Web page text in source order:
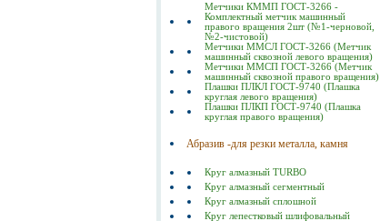
Метчики КММП ГОСТ-3266 -
Комплектный метчик машинный
правого вращения 2шт (№1-черновой,
№2-чистовой)
Метчики ММСЛ ГОСТ-3266 (Метчик
машинный сквозной левого вращения)
Метчики ММСП ГОСТ-3266 (Метчик
машинный сквозной правого вращения)
Плашки ПЛКЛ ГОСТ-9740 (Плашка
круглая левого вращения)
Плашки ПЛКП ГОСТ-9740 (Плашка
круглая правого вращения)
Абразив -для резки металла, камня
Круг алмазный TURBO
Круг алмазный сегментный
Круг алмазный сплошной
Круг лепестковый шлифовальный